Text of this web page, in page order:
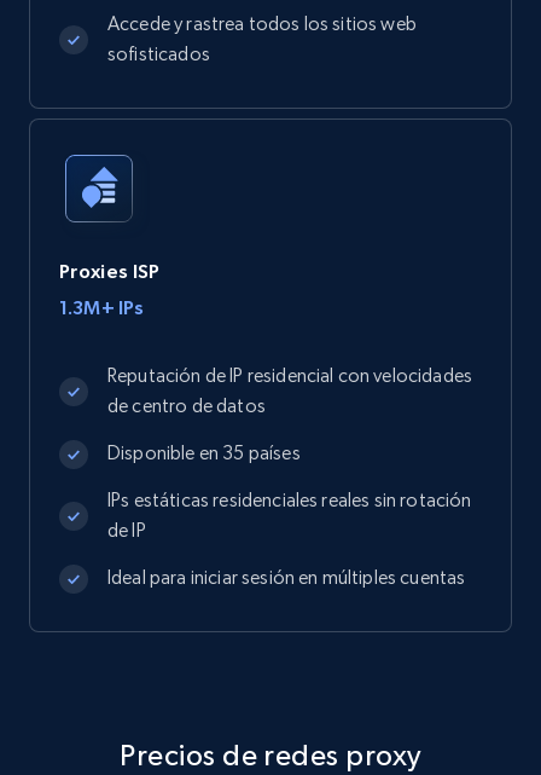
Accede y rastrea todos los sitios web
sofisticados
Proxies ISP
1.3M+ IPs
Reputación de IP residencial con velocidades
de centro de datos
Disponible en 35 países
IPs estáticas residenciales reales sin rotación
de IP
Ideal para iniciar sesión en múltiples cuentas
Precios de redes proxy